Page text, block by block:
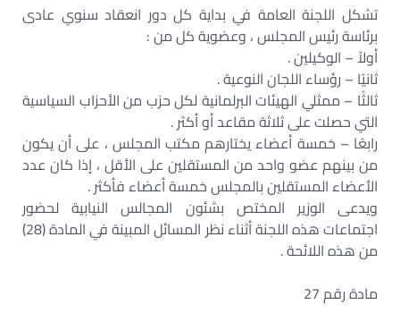
تشكل اللجنة العامة في بداية كل دور انعقاد سنوي عادى
برئاسة رئيس المجلس ، وعضوية كل من :
أولاً – الوكيلين .
ثانيًا – رؤساء اللجان النوعية .
ثالثًا – ممثلي الهيئات البرلمانية لكل حزب من الأحزاب السياسية
التي حصلت على ثلاثة مقاعد أو أكثر .
رابعًا – خمسة أعضاء يختارهم مكتب المجلس ، على أن يكون
من بينهم عضو واحد من المستقلين على الأقل ، إذا كان عدد
الأعضاء المستقلين بالمجلس خمسة أعضاء فأكثر .
ويدعى الوزير المختص بشئون المجالس النيابية لحضور
اجتماعات هذه اللجنة أثناء نظر المسائل المبينة في المادة (28)
من هذه اللائحة .
مادة رقم 27